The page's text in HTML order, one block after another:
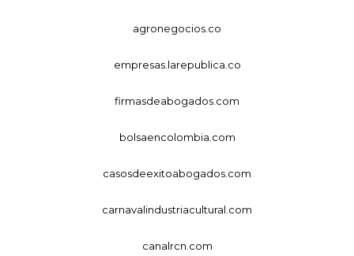
agronegocios.co
empresas.larepublica.co
firmasdeabogados.com
bolsaencolombia.com
casosdeexitoabogados.com
carnavalindustriacultural.com
canalrcn.com